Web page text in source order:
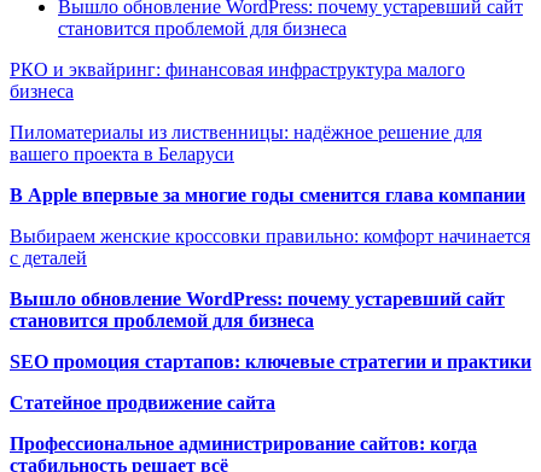
Вышло обновление WordPress: почему устаревший сайт
становится проблемой для бизнеса
РКО и эквайринг: финансовая инфраструктура малого
бизнеса
Пиломатериалы из лиственницы: надёжное решение для
вашего проекта в Беларуси
В Apple впервые за многие годы сменится глава компании
Выбираем женские кроссовки правильно: комфорт начинается
с деталей
Вышло обновление WordPress: почему устаревший сайт
становится проблемой для бизнеса
SEO промоция стартапов: ключевые стратегии и практики
Статейное продвижение сайта
Профессиональное администрирование сайтов: когда
стабильность решает всё